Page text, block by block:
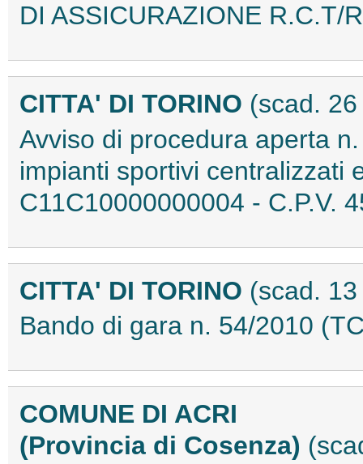
DI ASSICURAZIONE R.C.T/
CITTA' DI TORINO (scad.
Avviso di procedura aperta
impianti sportivi centralizzati
C11C10000000004 - C.P.V.
CITTA' DI TORINO (scad.
Bando di gara n. 54/2010
COMUNE DI ACRI
(Provincia di Cosenza)